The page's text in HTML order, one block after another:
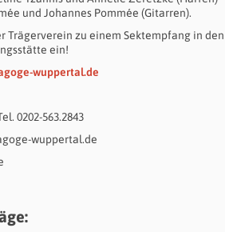
und Johannes Pommée (Gitarren).
Trägerverein zu einem Sektempfang in den
ein!
wuppertal.de
0202-563.2843
wuppertal.de